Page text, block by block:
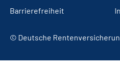
Barrierefreiheit
© Deutsche